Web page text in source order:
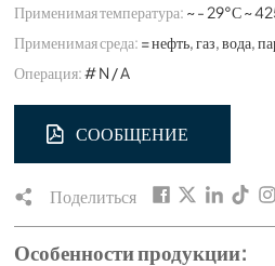
Применимая температура: ~ - 29°С ~
Применимая среда: = нефть, газ, вода,
Операция:# N / A
СООБЩЕНИЕ
Поделиться
Особенности продукции: